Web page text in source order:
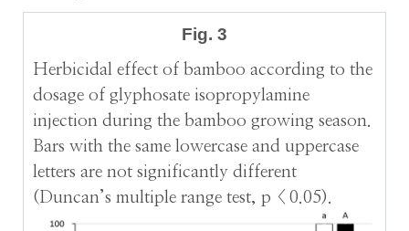
Fig. 3
Herbicidal effect of bamboo according to the
dosage of glyphosate isopropylamine
injection during the bamboo growing season.
Bars with the same lowercase and uppercase
letters are not significantly different
(Duncan’s multiple range test, p < 0.05).